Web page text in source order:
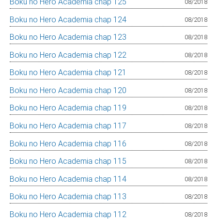
08/2018
Boku no Hero Academia chap 124 08/2018
Boku no Hero Academia chap 123 08/2018
Boku no Hero Academia chap 122 08/2018
Boku no Hero Academia chap 121 08/2018
Boku no Hero Academia chap 120 08/2018
Boku no Hero Academia chap 119 08/2018
Boku no Hero Academia chap 117 08/2018
Boku no Hero Academia chap 116 08/2018
Boku no Hero Academia chap 115 08/2018
Boku no Hero Academia chap 114 08/2018
Boku no Hero Academia chap 113 08/2018
Boku no Hero Academia chap 112 08/2018